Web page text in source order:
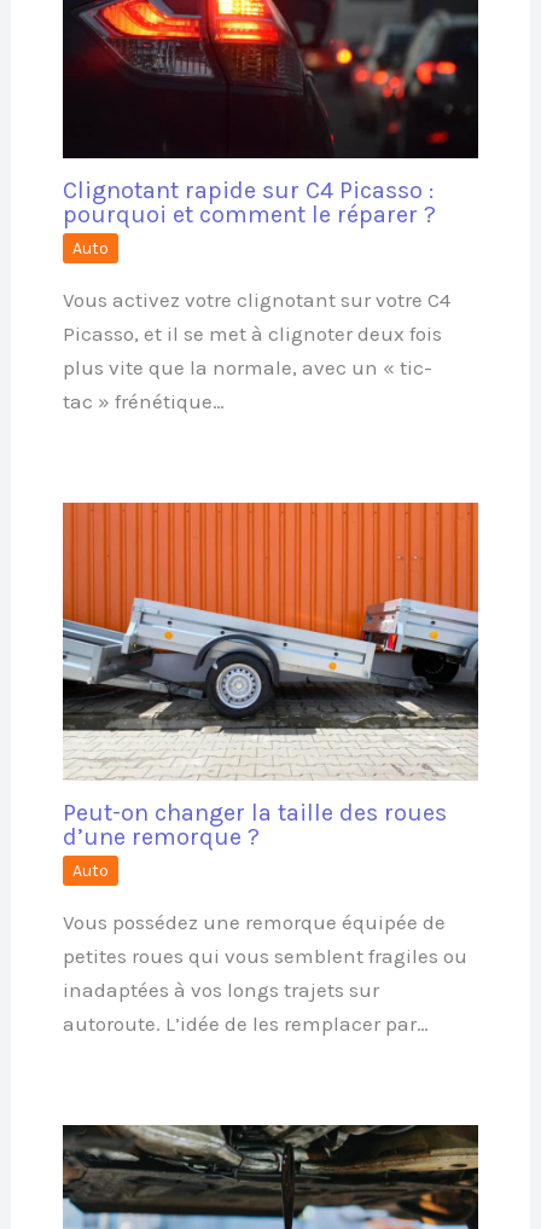
Clignotant rapide sur C4 Picasso :
pourquoi et comment le réparer ?
Auto
Vous activez votre clignotant sur votre C4
Picasso, et il se met à clignoter deux fois
plus vite que la normale, avec un « tic-
tac » frénétique…
Peut-on changer la taille des roues
d’une remorque ?
Auto
Vous possédez une remorque équipée de
petites roues qui vous semblent fragiles ou
inadaptées à vos longs trajets sur
autoroute. L’idée de les remplacer par…